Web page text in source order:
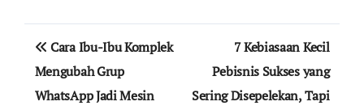
Navigasi
pos
Cara Ibu-Ibu Komplek
Mengubah Grup
WhatsApp Jadi Mesin
7 Kebiasaan Kecil
Pebisnis Sukses yang
Sering Disepelekan, Tapi